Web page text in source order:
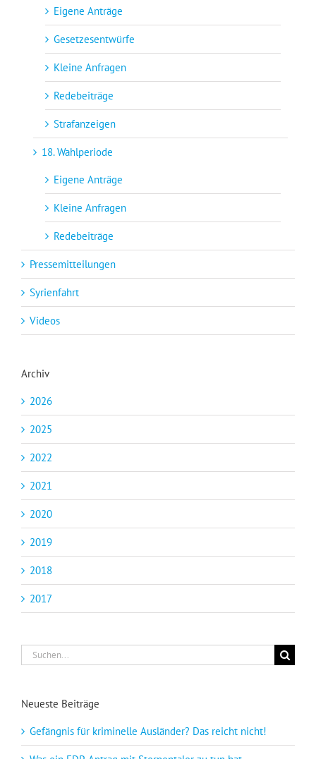
Eigene Anträge
Gesetzesentwürfe
Kleine Anfragen
Redebeiträge
Strafanzeigen
18. Wahlperiode
Eigene Anträge
Kleine Anfragen
Redebeiträge
Pressemitteilungen
Syrienfahrt
Videos
Archiv
2026
2025
2022
2021
2020
2019
2018
2017
Suche
nach:
Neueste Beiträge
Gefängnis für kriminelle Ausländer? Das reicht nicht!